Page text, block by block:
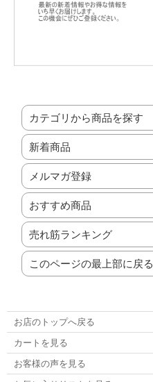
カテゴリから商品を探す
新着商品
メルマガ登録
おすすめ商品
売れ筋ランキング
このページの最上部に戻る
お店のトップへ戻る
カートを見る
お客様の声を見る